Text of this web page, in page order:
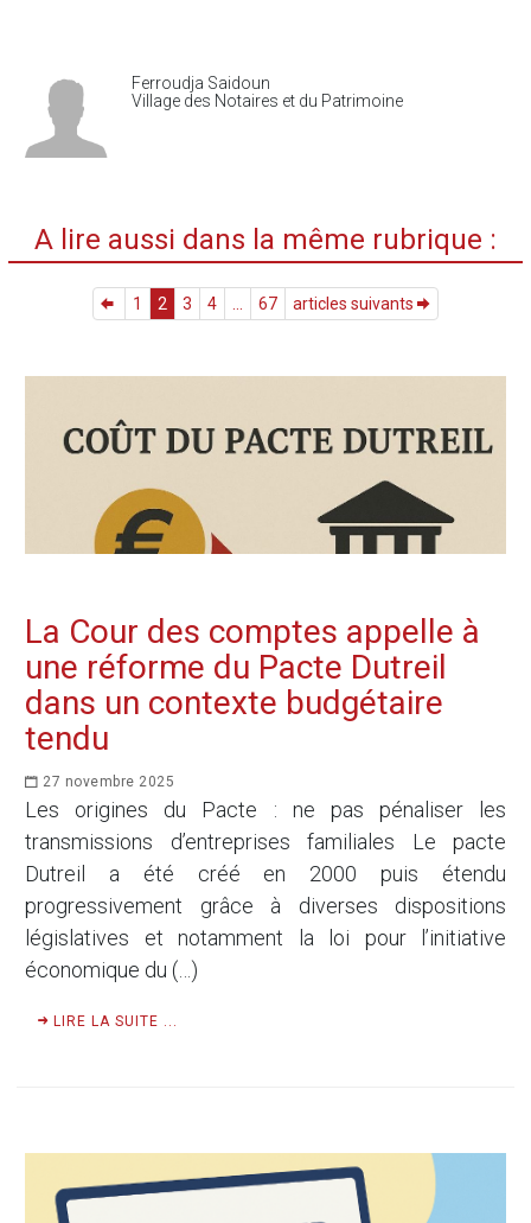
Ferroudja Saidoun
Village des Notaires et du Patrimoine
A lire aussi dans la même rubrique :
1 2 3 4 67 articles suivants
La Cour des comptes appelle à
une réforme du Pacte Dutreil
dans un contexte budgétaire
tendu
27 novembre 2025
Les origines du Pacte : ne pas pénaliser les
transmissions d’entreprises familiales Le pacte
Dutreil a été créé en 2000 puis étendu
progressivement grâce à diverses dispositions
législatives et notamment la loi pour l’initiative
économique du (…)
LIRE LA SUITE ...